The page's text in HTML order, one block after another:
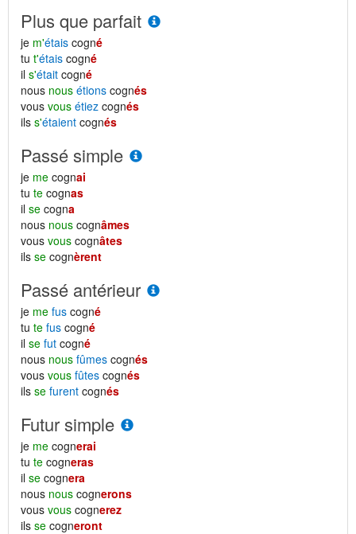
Plus que parfait
je m'étais cogné
tu t'étais cogné
il s'était cogné
nous nous étions cognés
vous vous étiez cognés
ils s'étaient cognés
Passé simple
je me cognai
tu te cognas
il se cogna
nous nous cognâmes
vous vous cognâtes
ils se cognèrent
Passé antérieur
je me fus cogné
tu te fus cogné
il se fut cogné
nous nous fûmes cognés
vous vous fûtes cognés
ils se furent cognés
Futur simple
je me cognerai
tu te cogneras
il se cognera
nous nous cognerons
vous vous cognerez
ils se cogneront